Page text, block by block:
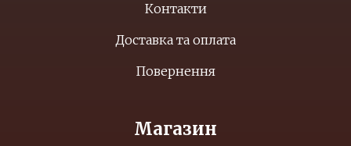
Контакти
Доставка та оплата
Повернення
Магазин